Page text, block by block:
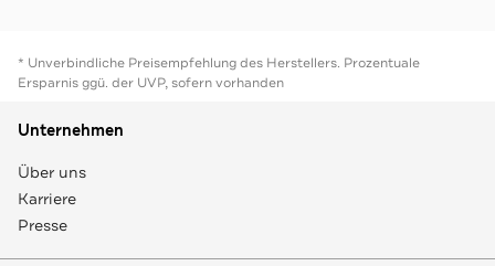
* Unverbindliche Preisempfehlung des Herstellers. Prozentuale
Ersparnis ggü. der UVP, sofern vorhanden
Unternehmen
Über uns
Karriere
Presse